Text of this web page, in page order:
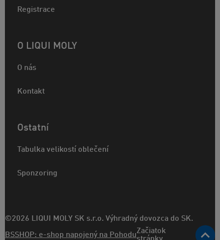
Registrace
O LIQUI MOLY
O nás
Kontakt
Ostatní
Tabulka velikostí oblečení
Sponzoring
©2026 LIQUI MOLY SK s.r.o. Výhradný dovozca do SK.
BSSHOP: e-shop napojený na PohoduZačiatok